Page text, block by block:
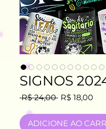
SIGNOS
R$ 24,00 Preço
R$ 18,00
ADICIONE AO